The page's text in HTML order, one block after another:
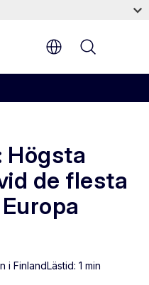
Högsta
de flesta
i FinlandLästid: 1 min